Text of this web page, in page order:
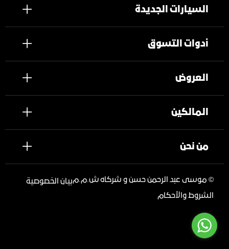
السيارات الجديدة
أدوات التسوق
العروض
المالكين
من نحن
© موسى عبد الرحمن حسن و شركاه ش.م.مبيان الخصوصية
الشروط والأحكام